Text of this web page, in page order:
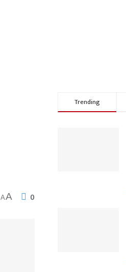
AA 0
Trending